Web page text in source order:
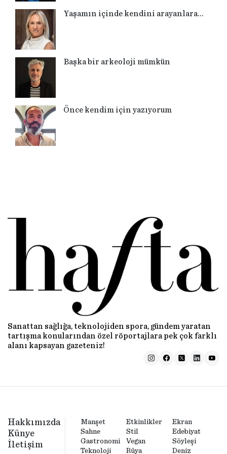
Yaşamın içinde kendini arayanlara…
Başka bir arkeoloji mümkün
Önce kendim için yazıyorum
Sanattan sağlığa, teknolojiden spora, gündem yaratan
tartışma konularından özel röportajlara pek çok farklı
alanı kapsayan gazeteniz!
Hakkımızda
Künye
İletişim
Manşet Etkinlikler
Ekran
Sahne
Stil
Edebiyat
Gastronomi
Vegan
Söyleşi
Teknoloji
Rüya Deniz